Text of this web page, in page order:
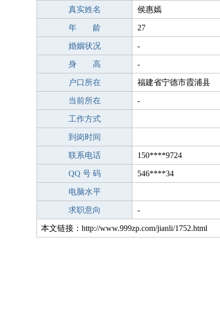
真实姓名 侯惠嫣
年 龄 27
婚姻状况 -
身 高 -
户口所在 福建省宁德市霞浦县
当前所在 -
工作方式
到岗时间
联系电话 150****9724
QQ 号 码 546****34
电脑水平
求职意向 -
本文链接：http://www.999zp.com/jianli/1752.html